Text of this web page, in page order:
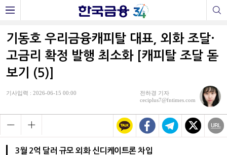
기동호 우리금융캐피탈 대표, 외화 조달·
고금리 확정 발행 최소화 [캐피탈 조달 돋
보기 (5)]
기사입력 : 2026-06-15 00:00
전하경 기자
ceciplus7@fntimes.com
3월 2억 달러 규모 외화 신디케이트론 차입